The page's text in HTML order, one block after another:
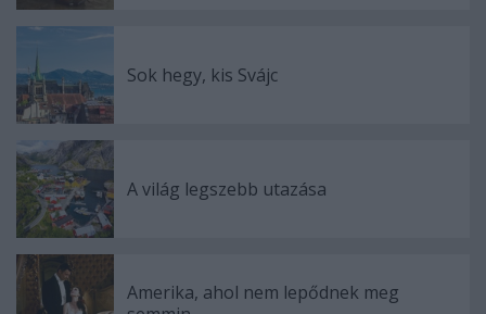
Sok hegy, kis Svájc
A világ legszebb utazása
Amerika, ahol nem lepődnek meg